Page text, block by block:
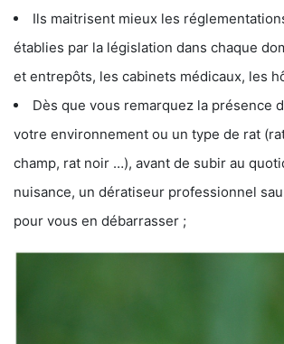
Ils maitrisent mieux les
établies par la législation dans chaque
et entrepôts, les cabinets médicaux, les
Dès que vous remarquez la présence
votre environnement ou un type de rat
champ, rat noir …), avant de subir au
nuisance, un dératiseur professionnel
pour vous en débarrasser ;